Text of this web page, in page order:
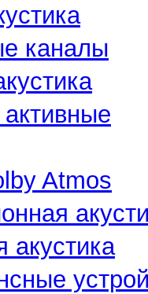
каналы
Atmos
акустика